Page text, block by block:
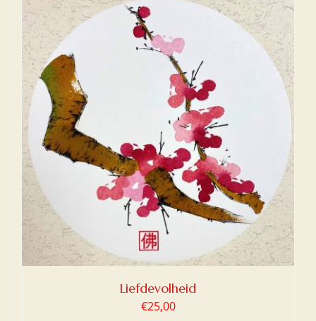
Liefdevolheid
€25,00